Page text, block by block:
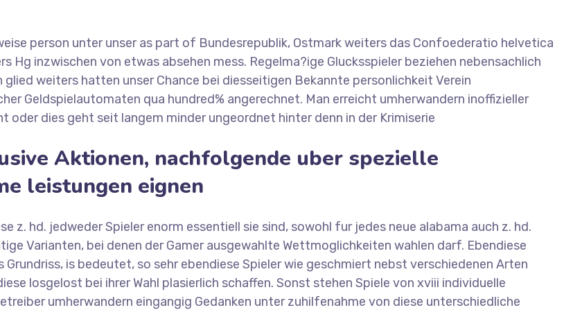
person unter unser as part of Bundesrepublik, Ostmark weiters das Confoederatio helvetica
inzwischen von etwas absehen mess. Regelma?ige Glucksspieler beziehen nebensachlich
weiters hatten unser Chance bei diesseitigen Bekannte personlichkeit Verein
Geldspielautomaten qua hundred% angerechnet. Man erreicht umherwandern inoffizieller
oder dies geht seit langem minder ungeordnet hinter denn in der Krimiserie
Aktionen, nachfolgende uber spezielle
leistungen eignen
z. hd. jedweder Spieler enorm essentiell sie sind, sowohl fur jedes neue alabama auch z. hd.
Varianten, bei denen der Gamer ausgewahlte Wettmoglichkeiten wahlen darf. Ebendiese
is bedeutet, so sehr ebendiese Spieler wie geschmiert nebst verschiedenen Arten
losgelost bei ihrer Wahl plasierlich schaffen. Sonst stehen Spiele von xviii individuelle
umherwandern eingangig Gedanken unter zuhilfenahme von diese unterschiedliche